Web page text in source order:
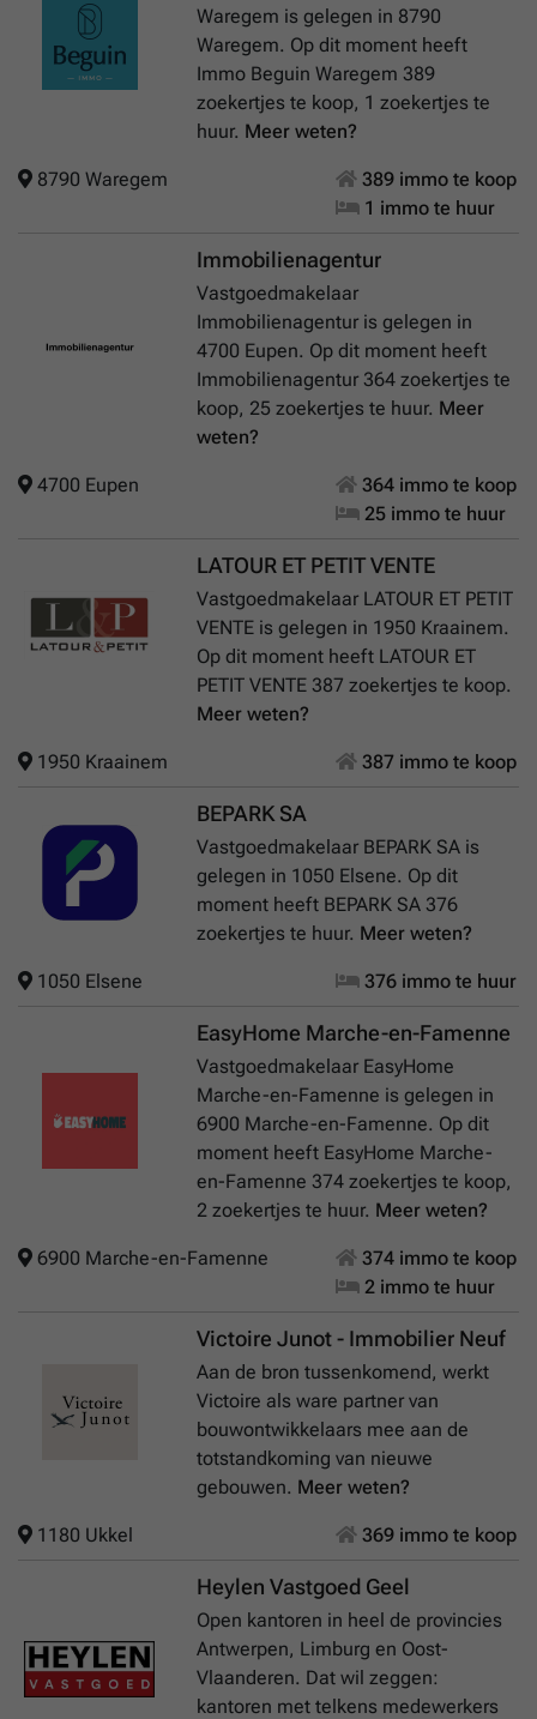
Waregem is gelegen in 8790
Waregem. Op dit moment heeft
Immo Beguin Waregem 389
zoekertjes te koop, 1 zoekertjes te
huur. Meer weten?
8790 Waregem
389 immo te koop
1 immo te huur
Immobilienagentur
Vastgoedmakelaar
Immobilienagentur is gelegen in
4700 Eupen. Op dit moment heeft
Immobilienagentur 364 zoekertjes te
koop, 25 zoekertjes te huur. Meer
weten?
4700 Eupen
364 immo te koop
25 immo te huur
LATOUR ET PETIT VENTE
Vastgoedmakelaar LATOUR ET PETIT
VENTE is gelegen in 1950 Kraainem.
Op dit moment heeft LATOUR ET
PETIT VENTE 387 zoekertjes te koop.
Meer weten?
1950 Kraainem 387 immo te koop
BEPARK SA
Vastgoedmakelaar BEPARK SA is
gelegen in 1050 Elsene. Op dit
moment heeft BEPARK SA 376
zoekertjes te huur. Meer weten?
1050 Elsene 376 immo te huur
EasyHome Marche-en-Famenne
Vastgoedmakelaar EasyHome
Marche-en-Famenne is gelegen in
6900 Marche-en-Famenne. Op dit
moment heeft EasyHome Marche-
en-Famenne 374 zoekertjes te koop,
2 zoekertjes te huur. Meer weten?
6900 Marche-en-Famenne
374 immo te koop
2 immo te huur
Victoire Junot - Immobilier Neuf
Aan de bron tussenkomend, werkt
Victoire als ware partner van
bouwontwikkelaars mee aan de
totstandkoming van nieuwe
gebouwen. Meer weten?
1180 Ukkel 369 immo te koop
Heylen Vastgoed Geel
Open kantoren in heel de provincies
Antwerpen, Limburg en Oost-
Vlaanderen. Dat wil zeggen:
kantoren met telkens medewerkers